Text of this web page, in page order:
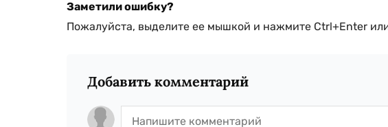
Заметили ошибку?
Пожалуйста, выделите ее мышкой и нажмите Ctrl+Enter
Добавить комментарий